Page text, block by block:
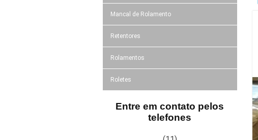
Mancal de Rolamento
Retentores
Rolamentos
Roletes
Entre em contato pelos
telefones